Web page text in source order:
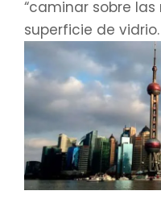
“caminar sobre las
superficie de vidrio.